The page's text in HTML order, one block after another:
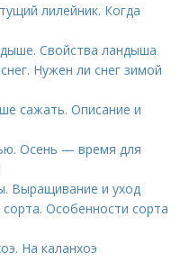
лилейник. Когда
Свойства ландыша
Нужен ли снег зимой
сажать. Описание и
Осень — время для
Выращивание и уход
Особенности сорта
На каланхоэ